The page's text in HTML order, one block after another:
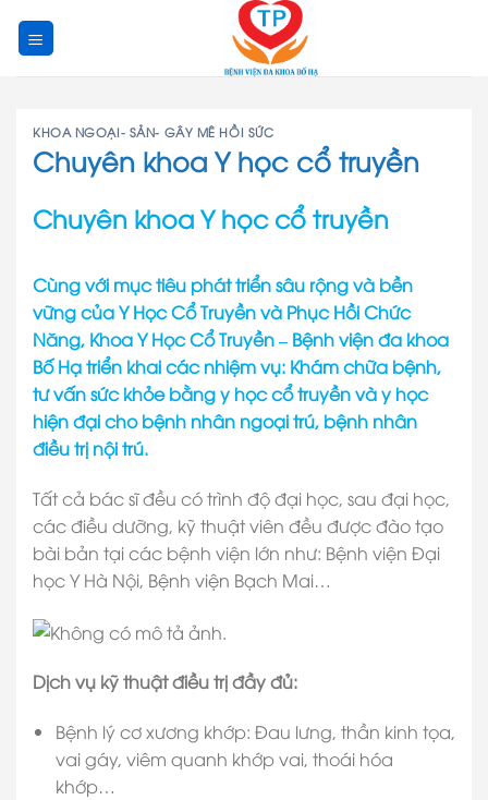
KHOA NGOẠI- SẢN- GÂY MÊ HỒI SỨC
Chuyên khoa Y học cổ truyền
Chuyên khoa Y học cổ truyền
Cùng với mục tiêu phát triển sâu rộng và bền
vững củaY Học Cổ Truyền và Phục Hồi Chức
Năng, Khoa Y Học Cổ Truyền –Bệnh viện đa khoa
Bố Hạtriển khai các nhiệm vụ: Khám chữa bệnh,
tư vấn sức khỏe bằng y học cổ truyền và y học
hiện đại cho bệnh nhân ngoại trú, bệnh nhân
điều trị nội trú.
Tất cả bác sĩ đều có trình độ đại học, sau đại học,
các điều dưỡng, kỹ thuật viên đều được đào tạo
bài bản tại các bệnh viện lớn như: Bệnh viện Đại
học Y Hà Nội, Bệnh viện Bạch Mai…
Dịch vụ kỹ thuật điều trị đầy đủ:
Bệnh lý cơ xương khớp: Đau lưng, thần kinh tọa,
vai gáy, viêm quanh khớp vai, thoái hóa
khớp…